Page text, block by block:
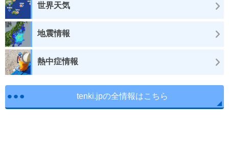
世界天気
地震情報
熱中症情報
tenki.jpの全情報はこちら